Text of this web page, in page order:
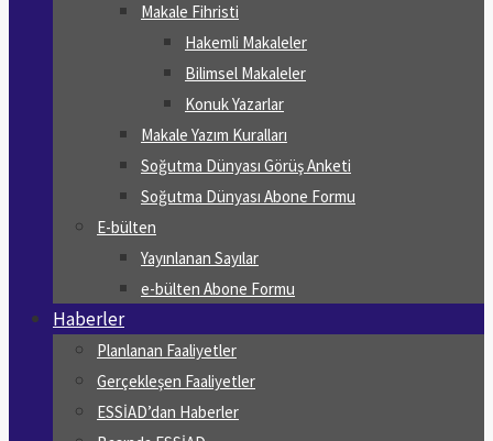
Makale Fihristi
Hakemli Makaleler
Bilimsel Makaleler
Konuk Yazarlar
Makale Yazım Kuralları
Soğutma Dünyası Görüş Anketi
Soğutma Dünyası Abone Formu
E-bülten
Yayınlanan Sayılar
e-bülten Abone Formu
Haberler
Planlanan Faaliyetler
Gerçekleşen Faaliyetler
ESSİAD’dan Haberler